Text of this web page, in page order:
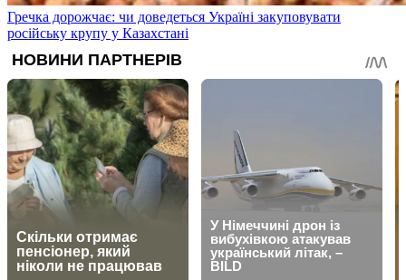
Гречка дорожчає: чи доведеться Україні закуповувати
російську крупу у Казахстані